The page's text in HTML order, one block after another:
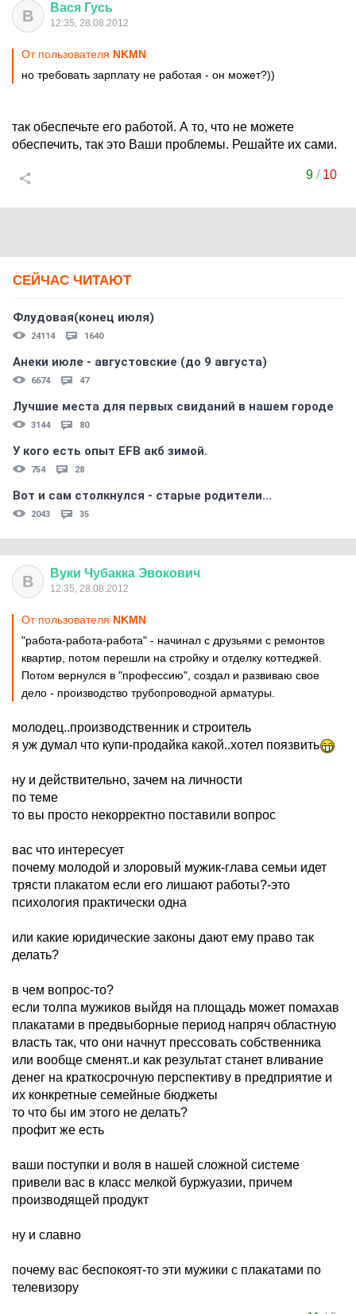
В Вася Гусь
12:35, 28.08.2012
От пользователя NKMN
но требовать зарплату не работая - он может?))
так обеспечьте его работой. А то, что не можете
обеспечить, так это Ваши проблемы. Решайте их сами.
9 / 10
СЕЙЧАС ЧИТАЮТ
Флудовая(конец июля)
24114 1640
Анеки июле - августовские (до 9 августа)
6674 47
Лучшие места для первых свиданий в нашем городе
3144 80
У кого есть опыт EFB акб зимой.
754 28
Вот и сам столкнулся - старые родители...
2043 35
В Вуки Чубакка Эвокович
12:35, 28.08.2012
От пользователя NKMN
"работа-работа-работа" - начинал с друзьями с ремонтов
квартир, потом перешли на стройку и отделку коттеджей.
Потом вернулся в "профессию", создал и развиваю свое
дело - производство трубопроводной арматуры.
молодец..производственник и строитель
я уж думал что купи-продайка какой..хотел поязвить
ну и действительно, зачем на личности
по теме
то вы просто некорректно поставили вопрос
вас что интересует
почему молодой и злоровый мужик-глава семьи идет
трясти плакатом если его лишают работы?-это
психология практически одна
или какие юридические законы дают ему право так
делать?
в чем вопрос-то?
если толпа мужиков выйдя на площадь может помахав
плакатами в предвыборные период напряч областную
власть так, что они начнут прессовать собственника
или вообще сменят..и как результат станет вливание
денег на краткосрочную перспективу в предприятие и
их конкретные семейные бюджеты
то что бы им этого не делать?
профит же есть
ваши поступки и воля в нашей сложной системе
привели вас в класс мелкой буржуазии, причем
производящей продукт
ну и славно
почему вас беспокоят-то эти мужики с плакатами по
телевизору